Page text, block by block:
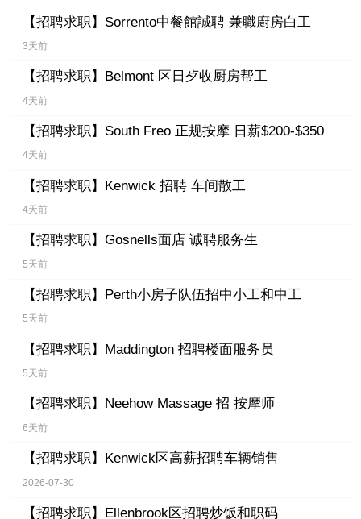
【招聘求职】 Sorrento中餐館誠聘 兼職廚房白工
3天前
【招聘求职】 Belmont 区日歺收厨房帮工
4天前
【招聘求职】 South Freo 正规按摩 日薪$200-$350
4天前
【招聘求职】 Kenwick 招聘 车间散工
4天前
【招聘求职】 Gosnells面店 诚聘服务生
5天前
【招聘求职】 Perth小房子队伍招中小工和中工
5天前
【招聘求职】 Maddington 招聘楼面服务员
5天前
【招聘求职】 Neehow Massage 招 按摩师
6天前
【招聘求职】 Kenwick区高薪招聘车辆销售
2026-07-30
【招聘求职】 Ellenbrook区招聘炒饭和职码